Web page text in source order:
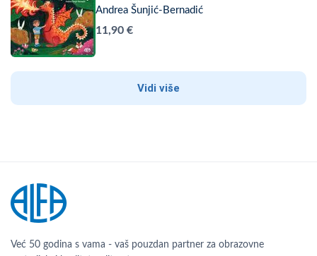
Andrea Šunjić-Bernadić
11,90 €
Vidi više
Već 50 godina s vama - vaš pouzdan partner za obrazovne